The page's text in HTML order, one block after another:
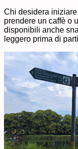
Chi desidera
prendere un caffè o
disponibili anche
leggero prima di